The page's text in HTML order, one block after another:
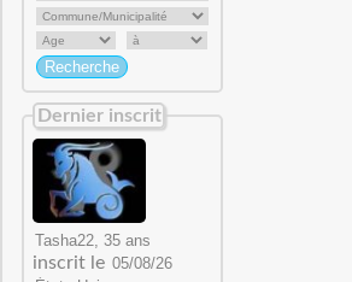
Dernier inscrit
inscrit le